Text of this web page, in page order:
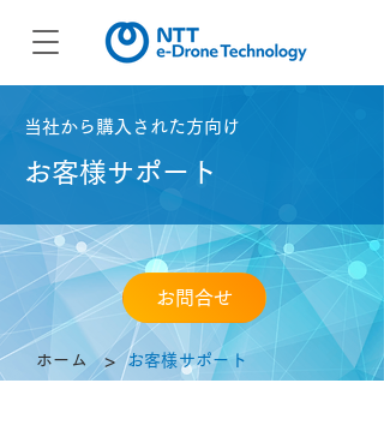
当社から購入された方向け
お客様サポート
お問合せ
ホーム > お客様サポート